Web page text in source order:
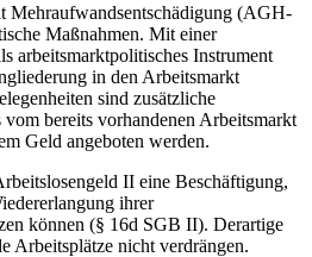
Mehraufwandsentschädigung (AGH-
Maßnahmen. Mit einer
arbeitsmarktpolitisches Instrument
in den Arbeitsmarkt
sind zusätzliche
bereits vorhandenen Arbeitsmarkt
Geld angeboten werden.
II eine Beschäftigung,
ihrer
können (§ 16d SGB II). Derartige
Arbeitsplätze nicht verdrängen.